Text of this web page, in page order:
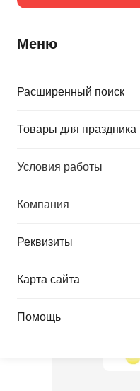
Меню
Расширенный поиск
Товары для праздника
Условия работы
Компания
Реквизиты
Карта сайта
Помощь
Пиньята
в